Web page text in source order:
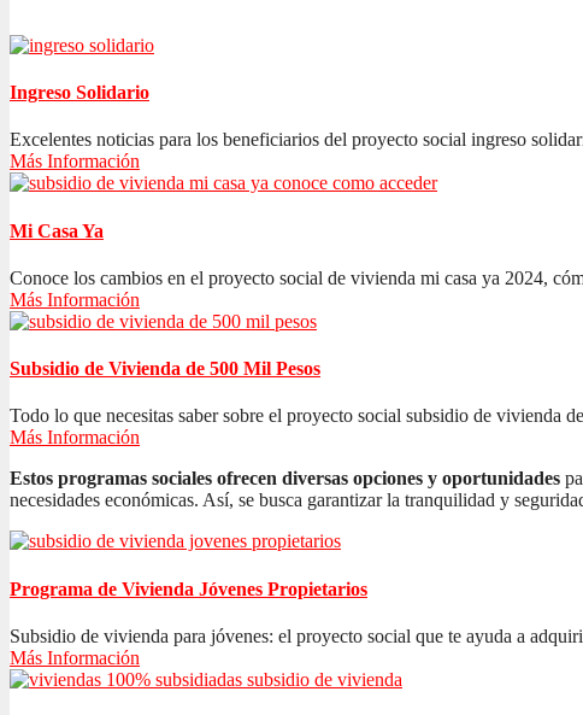
Ingreso Solidario
Excelentes noticias para los beneficiarios del proyecto social ingreso
Más Información
Mi Casa Ya
Conoce los cambios en el proyecto social de vivienda mi casa ya 2024,
Más Información
Subsidio de Vivienda de 500 Mil Pesos
Todo lo que necesitas saber sobre el proyecto social subsidio de vivienda
Más Información
Estos programas sociales ofrecen diversas opciones y oportunidades
necesidades económicas. Así, se busca garantizar la tranquilidad y
Programa de Vivienda Jóvenes Propietarios
Subsidio de vivienda para jóvenes: el proyecto social que te ayuda a
Más Información